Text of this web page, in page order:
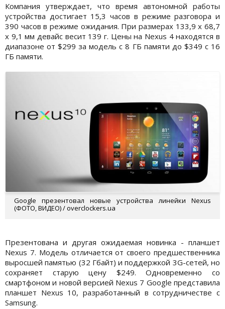
Компания утверждает, что время автономной работы
устройства достигает 15,3 часов в режиме разговора и
390 часов в режиме ожидания. При размерах 133,9 x 68,7
x 9,1 мм девайс весит 139 г. Цены на Nexus 4 находятся в
диапазоне от $299 за модель с 8 ГБ памяти до $349 с 16
ГБ памяти.
Google презентовал новые устройства линейки Nexus
(ФОТО, ВИДЕО) / overclockers.ua
Презентована и другая ожидаемая новинка - планшет
Nexus 7. Модель отличается от своего предшественника
выросшей памятью (32 Гбайт) и поддержкой 3G-сетей, но
сохраняет старую цену $249. Одновременно со
смартфоном и новой версией Nexus 7 Google представила
планшет Nexus 10, разработанный в сотрудничестве с
Samsung.